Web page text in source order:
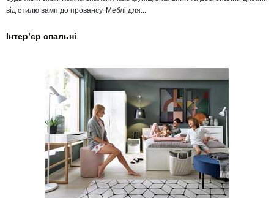
від стилю вамп до провансу. Меблі для...
Інтер’єр спальні